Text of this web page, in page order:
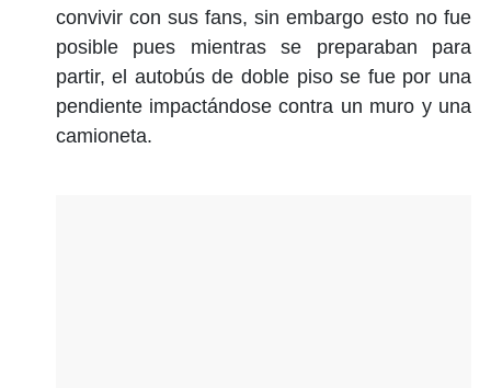
convivir con sus fans, sin embargo esto no fue
posible pues mientras se preparaban para
partir, el autobús de doble piso se fue por una
pendiente impactándose contra un muro y una
camioneta.